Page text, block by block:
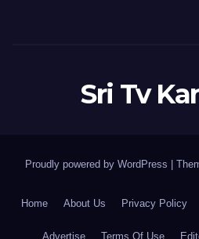
Sri Tv
Proudly powered by WordPress
Home About Us Privacy Policy
Advertise Terms Of Use